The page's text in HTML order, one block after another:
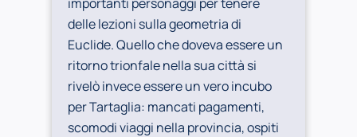
delle lezioni sulla geometria di
Euclide. Quello che doveva essere un
ritorno trionfale nella sua città si
rivelò invece essere un vero incubo
per Tartaglia: mancati pagamenti,
scomodi viaggi nella provincia, ospiti